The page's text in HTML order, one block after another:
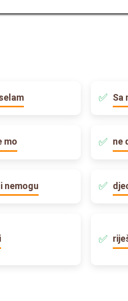
Sa
mo ne
nemogu